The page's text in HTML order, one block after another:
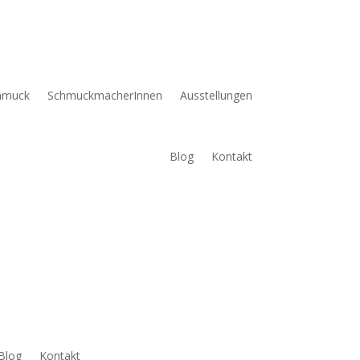
SchmuckmacherInnen Ausstellungen
Blog Kontakt
Kontakt